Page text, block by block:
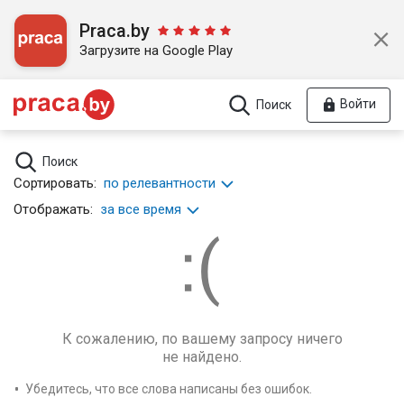
Praca.by
Загрузите на Google Play
Поиск Войти
Поиск
Сортировать: по релевантности
Отображать: за все время
К сожалению, по вашему запросу ничего
не найдено.
Убедитесь, что все слова написаны без ошибок.